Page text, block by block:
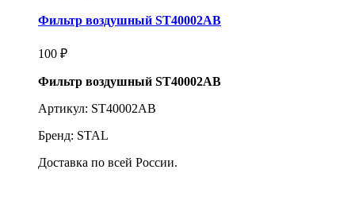
Фильтр воздушный ST40002AB
100 ₽
Фильтр воздушный ST40002AB
Артикул: ST40002AB
Бренд: STAL
Доставка по всей России.